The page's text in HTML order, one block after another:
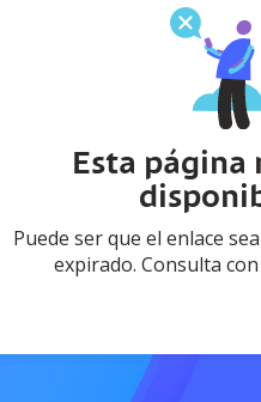
Esta página
Puede ser que el enlace
expirado. Consulta